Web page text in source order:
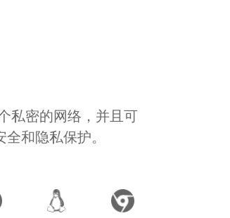
私密的网络，并且可
和隐私保护。